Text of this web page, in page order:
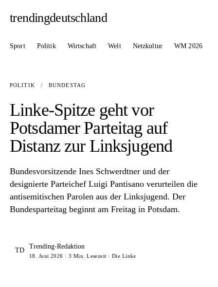
trendingdeutschland
Sport Politik Wirtschaft Welt Netzkultur WM 2026
POLITIK / BUNDESTAG
Linke-Spitze geht vor
Potsdamer Parteitag auf
Distanz zur Linksjugend
Bundesvorsitzende Ines Schwerdtner und der
designierte Parteichef Luigi Pantisano verurteilen die
antisemitischen Parolen aus der Linksjugend. Der
Bundesparteitag beginnt am Freitag in Potsdam.
TD
Trending-Redaktion
18. Juni 2026 · 3 Min. Lesezeit · Die Linke